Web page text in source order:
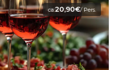
ca.20,90€/ Pers.